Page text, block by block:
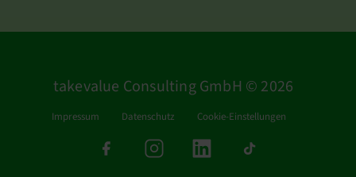
takevalue Consulting GmbH © 2026
Impressum Datenschutz Cookie-Einstellungen